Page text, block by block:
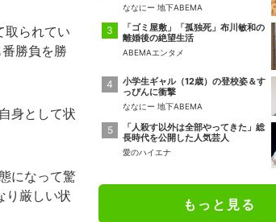
られてい
勝負を勝
身として状
になって驚
り厳しい状
ななにー 地下ABEMA
「ゴミ屋敷」「孤独死」布川敏和の
離婚後の絶望生活
ABEMAエンタメ
小学生ギャル（12歳）の登校姿＆す
っぴんに衝撃
ななにー 地下ABEMA
「人殺す以外は全部やってきた」総
長時代を公開した人気芸人
愛のハイエナ
もっと見る